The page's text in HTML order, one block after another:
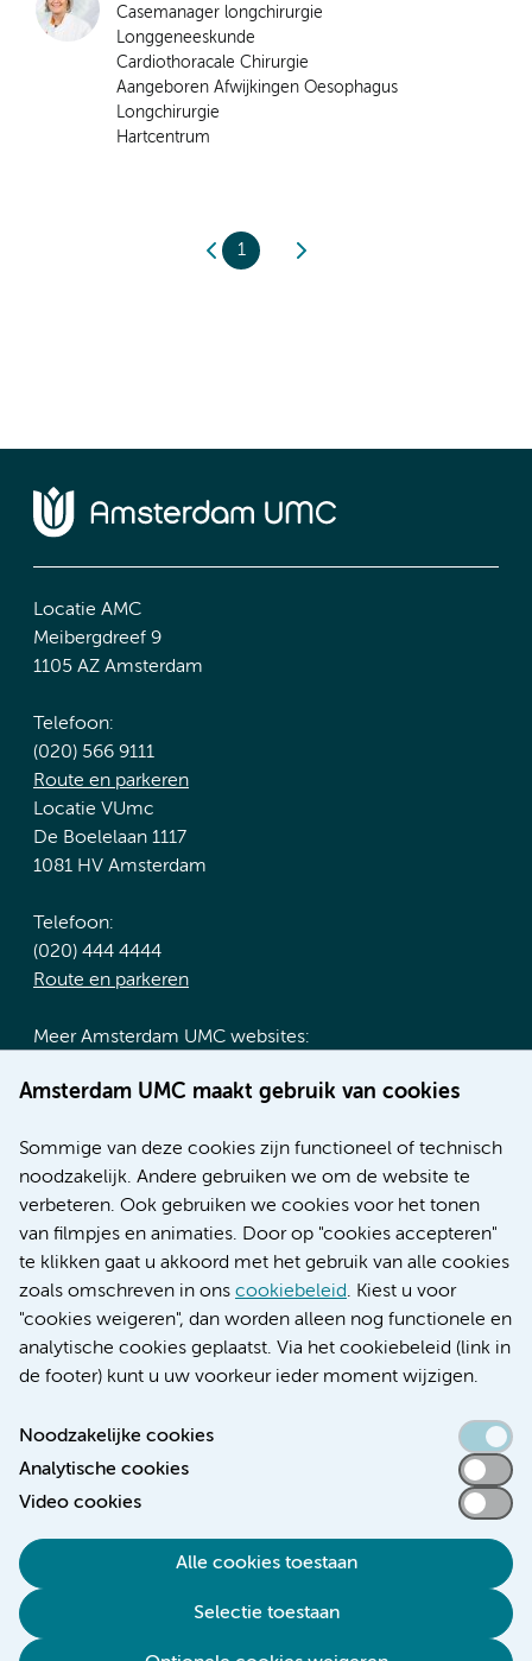
Amsterdam UMC maakt gebruik van cookies
Sommige van deze cookies zijn functioneel of technisch
noodzakelijk. Andere gebruiken we om de website te
verbeteren. Ook gebruiken we cookies voor het tonen
van filmpjes en animaties. Door op "cookies accepteren"
te klikken gaat u akkoord met het gebruik van alle cookies
zoals omschreven in ons cookiebeleid. Kiest u voor
"cookies weigeren", dan worden alleen nog functionele en
analytische cookies geplaatst. Via het cookiebeleid (link in
de footer) kunt u uw voorkeur ieder moment wijzigen.
Noodzakelijke cookies
Analytische cookies
Video cookies
Alle cookies toestaan
Selectie toestaan
Casemanager longchirurgie
Longgeneeskunde
Cardiothoracale Chirurgie
Aangeboren Afwijkingen Oesophagus
Longchirurgie
Hartcentrum
1
Locatie AMC
Meibergdreef 9
1105 AZ Amsterdam
Telefoon:
(020) 566 9111
Route en parkeren
Locatie VUmc
De Boelelaan 1117
1081 HV Amsterdam
Telefoon:
(020) 444 4444
Route en parkeren
Meer Amsterdam UMC websites:
Werken bij Amsterdam UMC
Nieuws
Research
Educatie locatie AMC
Educatie locatie VUmc
Verwijzen & diagnostiek
Toegankelijkheidsverklaring
Responsible disclosure